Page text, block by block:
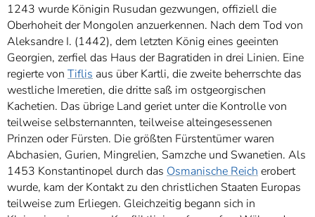
1243 wurde Königin Rusudan gezwungen, offiziell die
Oberhoheit der Mongolen anzuerkennen. Nach dem Tod von
Aleksandre I. (1442), dem letzten König eines geeinten
Georgien, zerfiel das Haus der Bagratiden in drei Linien. Eine
regierte von Tiflis aus über Kartli, die zweite beherrschte das
westliche Imeretien, die dritte saß im ostgeorgischen
Kachetien. Das übrige Land geriet unter die Kontrolle von
teilweise selbsternannten, teilweise alteingesessenen
Prinzen oder Fürsten. Die größten Fürstentümer waren
Abchasien, Gurien, Mingrelien, Samzche und Swanetien. Als
1453 Konstantinopel durch das Osmanische Reich erobert
wurde, kam der Kontakt zu den christlichen Staaten Europas
teilweise zum Erliegen. Gleichzeitig begann sich in